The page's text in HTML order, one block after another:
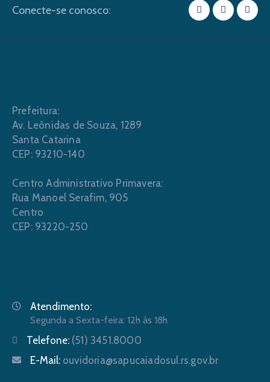
Conecte-se conosco:
Prefeitura:
Av. Leônidas de Souza, 1289
Santa Catarina
CEP: 93210-140
Centro Administrativo Primavera:
Rua Manoel Serafim, 905
Centro
CEP: 93220-250
Atendimento:
Segunda a Sexta-feira: 12h às 18h
Telefone: (51) 3451.8000
E-Mail: ouvidoria@sapucaiadosul.rs.gov.br